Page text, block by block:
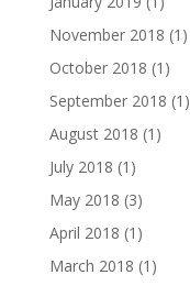
November 2018 (1)
October 2018 (1)
September 2018 (1)
August 2018 (1)
July 2018 (1)
May 2018 (3)
April 2018 (1)
March 2018 (1)